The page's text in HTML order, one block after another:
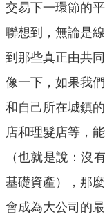
交易下一環節的
聯想到，無論是
到那些真正由共
像一下，如果我
和自己所在城鎮
店和理髮店等，
（也就是說：沒
基礎資產），那
會成為大公司的